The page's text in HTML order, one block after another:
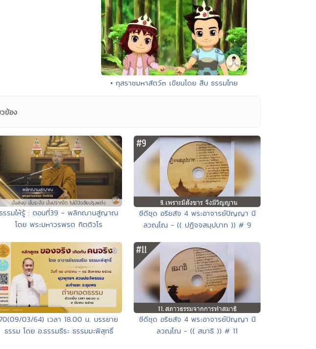
• กุสราชมหาสัตว์๓ เขียนโดย สืบ ธรรมไทย
ข้อง
รรมให้รู้ : ตอนที่39 - พลิกฌานสู่ญาณ
โดย พระมหาวรพรต กิตติวโร
ซีดีชุด อริยสัจ 4 พระอาจารย์ปัญญา นี
ลวณฺโณ - (( ปฏิจจสมุปบาท )) # 9
03/64) เวลา 18.00 น. บรรยาย
ธรรม โดย อ.ธรรมธีระ ธรรมมะพิสุทธิ์
ซีดีชุด อริยสัจ 4 พระอาจารย์ปัญญา นี
ลวณฺโณ - (( สมาธิ )) # 11